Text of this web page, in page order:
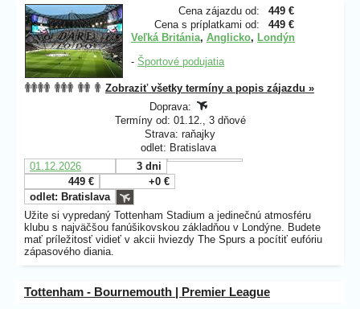
Cena zájazdu od:
449 €
Cena s príplatkami od:
449 €
Veľká Británia, Anglicko, Londýn
- Športové podujatia
Zobraziť všetky termíny a popis zájazdu »
Doprava:
Termíny od: 01.12., 3 dňové
Strava: raňajky
odlet: Bratislava
01.12.2026
3 dni
449 €
+0 €
odlet: Bratislava
Užite si vypredaný Tottenham Stadium a jedinečnú atmosféru
klubu s najväčšou fanúšikovskou základňou v Londýne. Budete
mať príležitosť vidieť v akcii hviezdy The Spurs a pocítiť eufóriu
zápasového diania.
Tottenham - Bournemouth | Premier League